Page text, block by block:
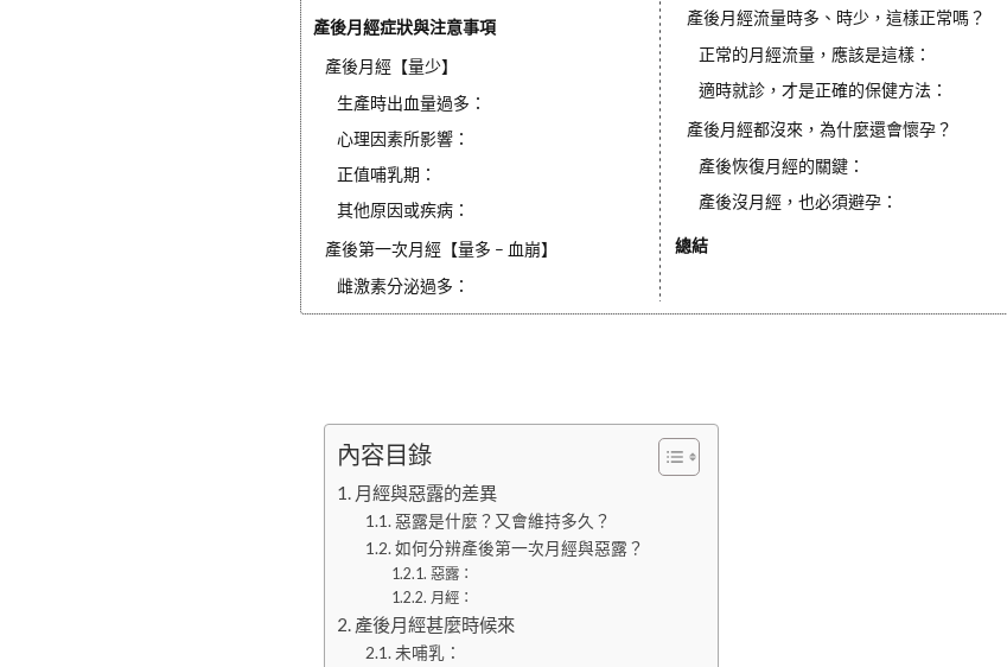
產後月經症狀與注意事項
產後月經【量少】
生產時出血量過多：
心理因素所影響：
正值哺乳期：
其他原因或疾病：
產後第一次月經【量多 – 血崩】
雌激素分泌過多：
產後月經流量時多、時少，這樣正常嗎？
正常的月經流量，應該是這樣：
適時就診，才是正確的保健方法：
產後月經都沒來，為什麼還會懷孕？
產後恢復月經的關鍵：
產後沒月經，也必須避孕：
總結
內容目錄
月經與惡露的差異
惡露是什麼？又會維持多久？
如何分辨產後第一次月經與惡露？
惡露：
月經：
產後月經甚麼時候來
未哺乳：